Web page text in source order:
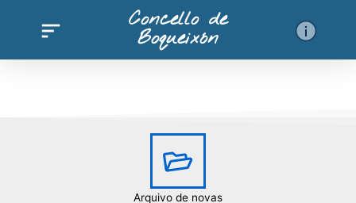
Concello de
Boqueixón
Arquivo de novas